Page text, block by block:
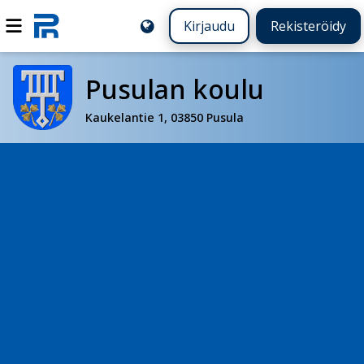
Kirjaudu Rekisteröidy
Pusulan koulu
Kaukelantie 1, 03850 Pusula